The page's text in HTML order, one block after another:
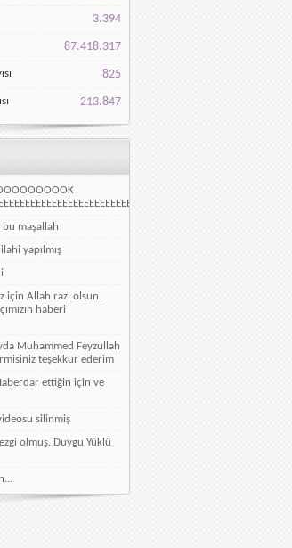
3.394
87.418.317
825
213.847
maşallah
yapılmış
için Allah razı olsun.
haberi
Muhammed Feyzullah
teşekkür ederim
ettiğin için ve
silinmiş
olmuş. Duygu Yüklü